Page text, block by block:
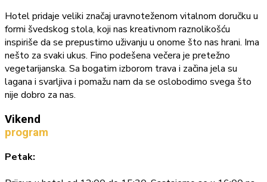
Hotel pridaje veliki značaj uravnoteženom vitalnom doručku u
formi švedskog stola, koji nas kreativnom raznolikošću
inspiriše da se prepustimo uživanju u onome što nas hrani. Ima
nešto za svaki ukus. Fino podešena večera je pretežno
vegetarijanska. Sa bogatim izborom trava i začina jela su
lagana i svarljiva i pomažu nam da se oslobodimo svega što
nije dobro za nas.
Vikend
program
Petak: